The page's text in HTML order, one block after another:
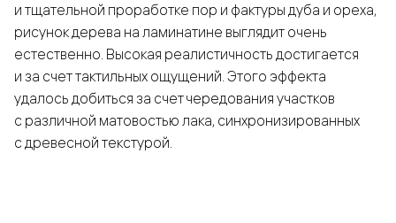
и тщательной проработке пор и фактуры дуба и ореха,
рисунок дерева на ламинатине выглядит очень
естественно. Высокая реалистичность достигается
и за счет тактильных ощущений. Этого эффекта
удалось добиться за счет чередования участков
с различной матовостью лака, синхронизированных
с древесной текстурой.